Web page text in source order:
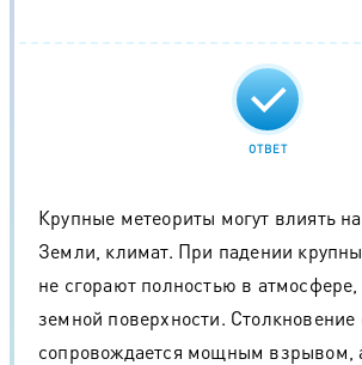
ОТВЕТ
Крупные метеориты могут влиять
Земли, климат. При падении
не сгорают полностью в
земной поверхности.
сопровождается мощным взрывом,